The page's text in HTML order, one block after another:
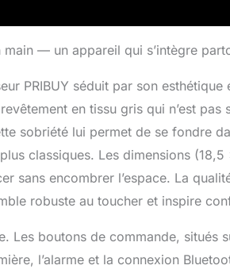
— un appareil qui s’intègre
PRIBUY séduit par son
en tissu gris qui n’est
sobriété lui permet de se fondre
classiques. Les dimensions
sans encombrer l’espace. La
robuste au toucher et inspire
Les boutons de commande, situés
l’alarme et la connexion